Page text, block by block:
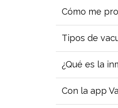
Cómo me
Tipos de
¿Qué es la
Con la app